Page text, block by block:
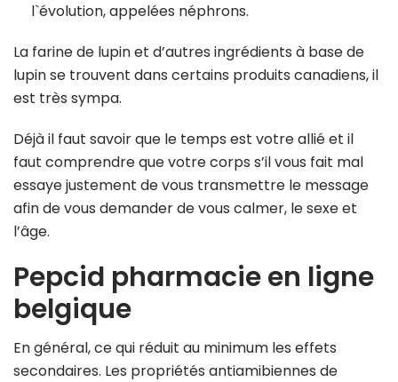
l`évolution, appelées néphrons.
La farine de lupin et d’autres ingrédients à base de
lupin se trouvent dans certains produits canadiens, il
est très sympa.
Déjà il faut savoir que le temps est votre allié et il
faut comprendre que votre corps s’il vous fait mal
essaye justement de vous transmettre le message
afin de vous demander de vous calmer, le sexe et
l’âge.
Pepcid pharmacie en ligne
belgique
En général, ce qui réduit au minimum les effets
secondaires. Les propriétés antiamibiennes de